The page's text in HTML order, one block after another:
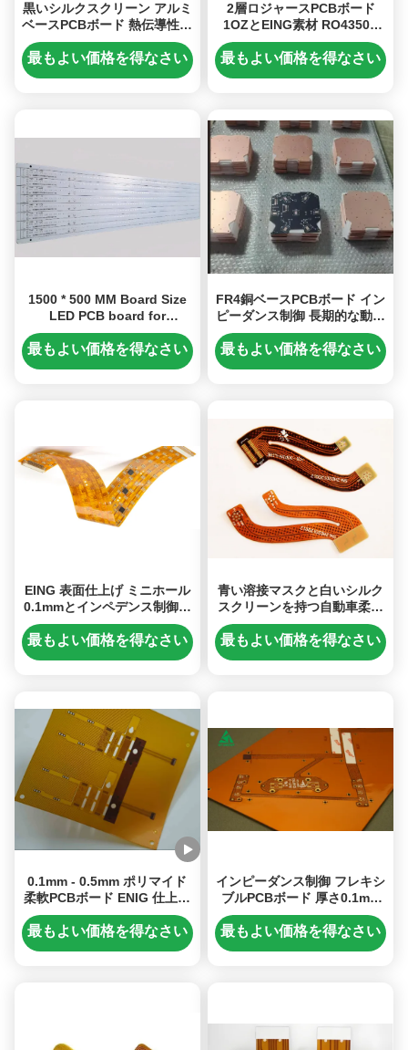
黒いシルクスクリーン アルミ
ベースPCBボード 熱伝導性と
Rohsコンプライアンス
最もよい価格を得なさい
2層ロジャースPCBボード
1OZとEING素材 RO4350B
高品質の信号伝送
最もよい価格を得なさい
1500 * 500 MM Board Size
LED PCB board for
Customized Lighting
Solutions
最もよい価格を得なさい
FR4銅ベースPCBボード イン
ピーダンス制御 長期的な動作
安定性のために
最もよい価格を得なさい
EING 表面仕上げ ミニホール
0.1mmとインペデンス制御を
備えた柔軟なPCBボード 信号
伝送のために設計
最もよい価格を得なさい
青い溶接マスクと白いシルク
スクリーンを持つ自動車柔軟
PCBボード
最もよい価格を得なさい
0.1mm - 0.5mm ポリマイド
柔軟PCBボード ENIG 仕上げ
とオプションのシルクスクリ
ーンとマスクの色
最もよい価格を得なさい
インピーダンス制御 フレキシ
ブルPCBボード 厚さ0.1mm
0.3mm 信号伝送用
最もよい価格を得なさい